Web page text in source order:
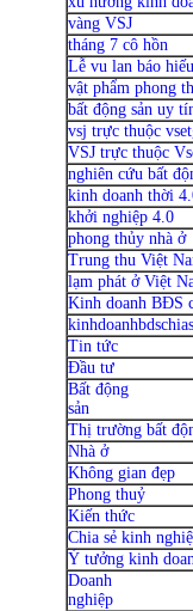
vàng VSJ
tháng 7 cô hồn
Lễ vu lan báo hiếu
vật phẩm phong
bất động sản uy
vsj trực thuộc
VSJ trực thuộc
nghiên cứu bất
kinh doanh thời
khởi nghiệp 4.0
phong thủy nhà ở
Trung thu Việt
lạm phát ở Việt
Kinh doanh BĐS
Tin tức
Đầu tư
Bất động
sản
Thị trường bất
Nhà ở
Không gian đẹp
Phong thuỷ
Kiến thức
Chia sẻ kinh
Ý tưởng kinh
Doanh
nghiệp